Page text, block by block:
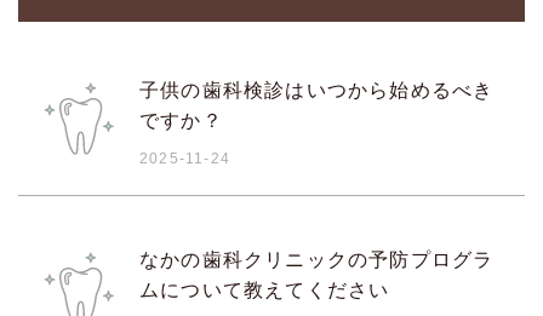
子供の歯科検診はいつから始めるべき
ですか？
2025-11-24
なかの歯科クリニックの予防プログラ
ムについて教えてください